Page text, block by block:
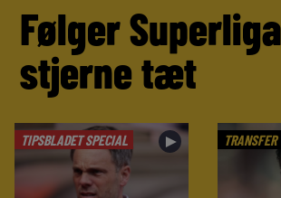
Følger
stjerne tæt
TIPSBLADET SPECIAL ► TRANSFER